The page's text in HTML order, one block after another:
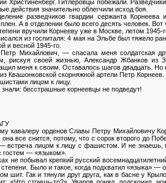
Христиненберг. Гитлеровцы побежали.
действия значительно облегчили исход боя.
разведчиков гвардии сержанта
А в отделении было всего десять человек.
вручили Корнееву уже в Москве, летом 1945-
из госпиталя: 4 мая на Эльбе был тяжело
и весной 1945-го.
Михайлович, — спасала меня солдатская
рискуя своей жизнью, Александр Жбанков из
меня к своим. Оставалось шагов двадцать. Но
Квашонковской скорняжной артели Петр
лицом к лицу.
знали: бесстрашные корнеевцы не подведут!
кавалеру орденов Славы Петру Михайловичу
она все снится, потому, что с сорок второго до
— встреча лицом к лицу с фашистом. И не
гостем — «языком».
не побывал крепкий русский
Было и такое, когда подхватил «языка»
шит. Гак и тянули друг друга, как в басне у